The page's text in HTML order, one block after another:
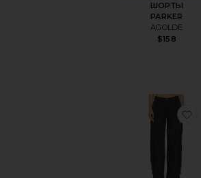
ШОРТЫ
PARKER
AGOLDE
$158